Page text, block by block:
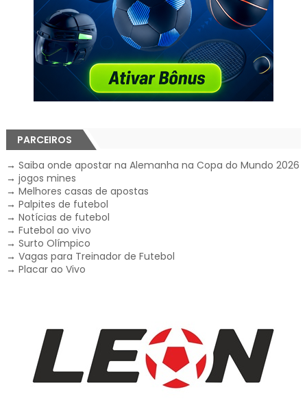
PARCEIROS
→ Saiba onde apostar na Alemanha na Copa do Mundo 2026
→ jogos mines
→ Melhores casas de apostas
→ Palpites de futebol
→ Notícias de futebol
→ Futebol ao vivo
→ Surto Olímpico
→ Vagas para Treinador de Futebol
→ Placar ao Vivo